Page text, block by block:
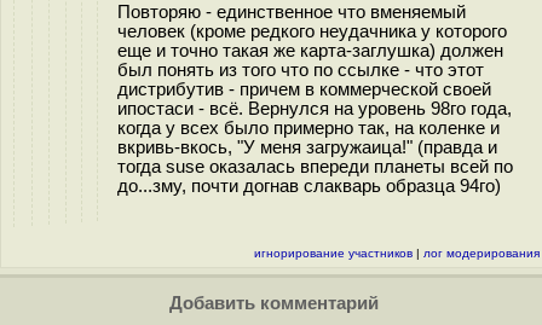
Повторяю - единственное что вменяемый
человек (кроме редкого неудачника у которого
еще и точно такая же карта-заглушка) должен
был понять из того что по ссылке - что этот
дистрибутив - причем в коммерческой своей
ипостаси - всё. Вернулся на уровень 98го года,
когда у всех было примерно так, на коленке и
вкривь-вкось, "У меня загружаица!" (правда и
тогда suse оказалась впереди планеты всей по
до...зму, почти догнав слакварь образца 94го)
игнорирование участников | лог модерирования
Добавить комментарий